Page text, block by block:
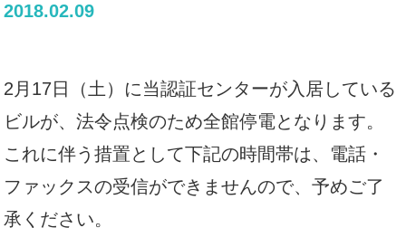
2018.02.09
2月17日（土）に当認証センターが入居している
ビルが、法令点検のため全館停電となります。
これに伴う措置として下記の時間帯は、電話・
ファックスの受信ができませんので、予めご了
承ください。